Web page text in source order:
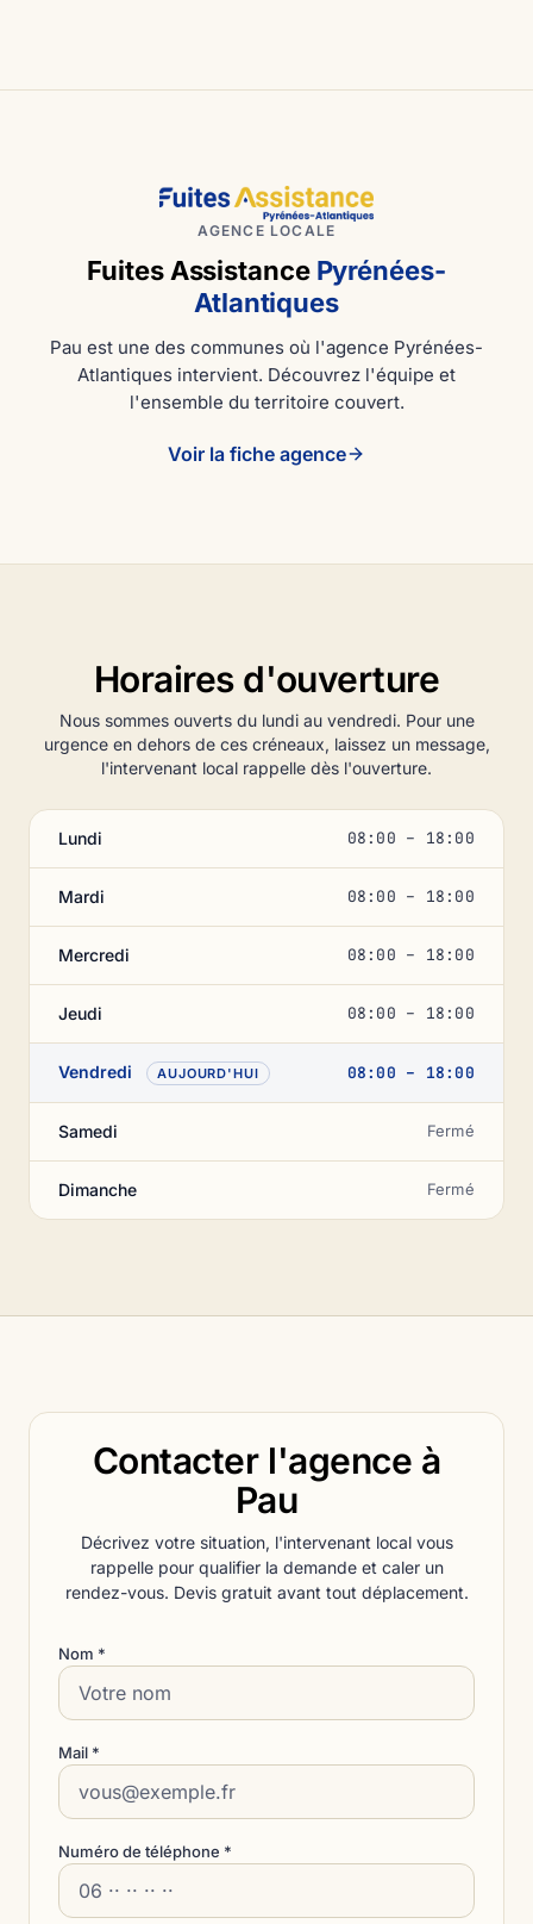
AGENCE LOCALE
Fuites Assistance Pyrénées-
Atlantiques
Pau est une des communes où l'agence Pyrénées-
Atlantiques intervient. Découvrez l'équipe et
l'ensemble du territoire couvert.
Voir la fiche agence
Horaires d'ouverture
Nous sommes ouverts du lundi au vendredi. Pour une
urgence en dehors de ces créneaux, laissez un message,
l'intervenant local rappelle dès l'ouverture.
Lundi 08:00 – 18:00
Mardi 08:00 – 18:00
Mercredi 08:00 – 18:00
Jeudi 08:00 – 18:00
Vendredi AUJOURD'HUI 08:00 – 18:00
Samedi Fermé
Dimanche Fermé
Contacter l'agence à
Pau
Décrivez votre situation, l'intervenant local vous
rappelle pour qualifier la demande et caler un
rendez-vous. Devis gratuit avant tout déplacement.
Nom *
Mail *
Numéro de téléphone *